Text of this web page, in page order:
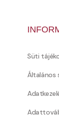
Süti
Általános